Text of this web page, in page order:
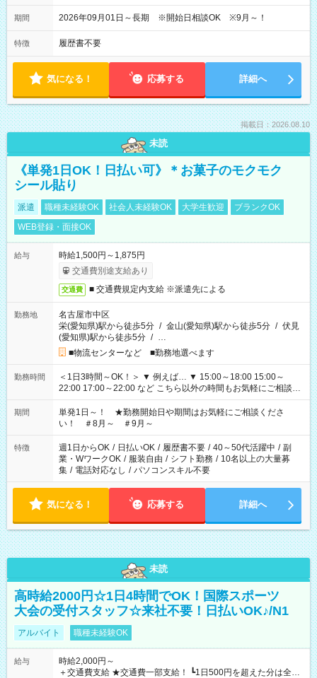
終了時間 17:30～18:00
期間 2026年09月01日～長期 ※開始日相談OK ※9月～！
特徴 履歴書不要
気になる！ 応募する 詳細へ
掲載日：2026.08.10
未読
《単発1日OK！日払い可》＊お菓子のモクモク
シール貼り
派遣 職種未経験OK 社会人未経験OK 大学生歓迎
ブランクOK
WEB登録・面接OK
給与
時給1,500円～1,875円
交通費別途支給あり
交通費 ■ 交通費規定内支給 ※派遣先による
勤務地
名古屋市中区
栄(愛知県)駅から徒歩5分 / 金山(愛知県)駅から徒歩5分 / 伏見
(愛知県)駅から徒歩5分 / …
■物流センターなど ■勤務地選べます
勤務時間
＜1日3時間～OK！＞ ▼ 例えば… ▼ 15:00～18:00 15:00～
22:00 17:00～22:00 など こちら以外の時間もお気軽にご相談く
ださい！
期間
単発1日～！ ★勤務開始日や期間はお気軽にご相談くださ
い！ ＃8月～ ＃9月～
特徴 週1日からOK / 日払いOK / 履歴書不要 / 40～50代活躍中 / 副
業・WワークOK / 服装自由 / シフト勤務 / 10名以上の大量募
集 / 電話対応なし / パソコンスキル不要
気になる！ 応募する 詳細へ
未読
高時給2000円☆1日4時間でOK！国際スポーツ
大会の受付スタッフ☆来社不要！日払いOK♪/N1
アルバイト 職種未経験OK
給与
時給2,000円～
＋交通費支給 ★交通費一部支給！ ┗1日500円を超えた分は全額